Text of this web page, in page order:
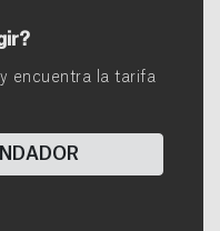
encuentra la tarifa